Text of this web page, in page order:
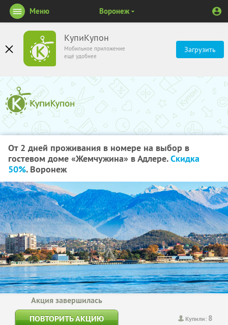
КупиКупон
Мобильное приложение
ещё удобнее
Загрузить
Меню Воронеж
От 2 дней проживания в номере на выбор в
гостевом доме «Жемчужина» в Адлере.Скидка
50%. Воронеж
Купили: 8
Акция завершилась
ПОВТОРИТЬ АКЦИЮ